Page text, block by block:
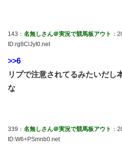
143： 名無しさん＠実況で競馬板アウト ：
ID:rg8ClJyI0.net
>>6
リプで注意されてるみたいだし
な
339： 名無しさん＠実況で競馬板アウト ：
ID:W6+PSmnb0.net